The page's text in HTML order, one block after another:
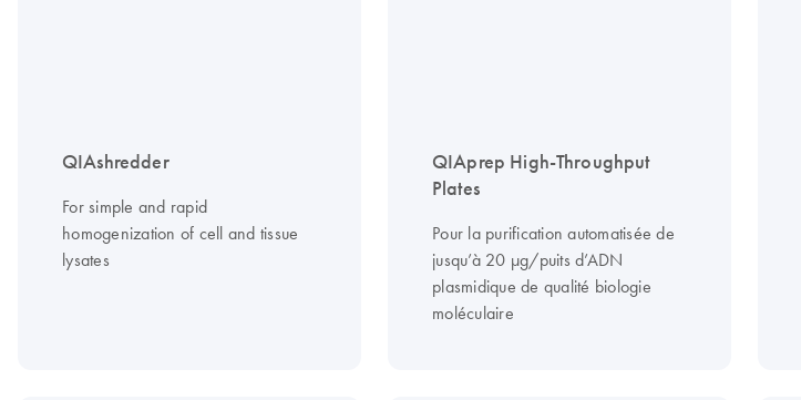
QIAshredder
For simple and rapid
homogenization of cell and tissue
lysates
QIAprep High-Throughput
Plates
Pour la purification automatisée de
jusqu’à 20 µg/puits d’ADN
plasmidique de qualité biologie
moléculaire